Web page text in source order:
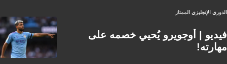
الدوري الإنجليزي الممتاز
فيديو | أوجويرو يُحيي خصمه على
مهارته!